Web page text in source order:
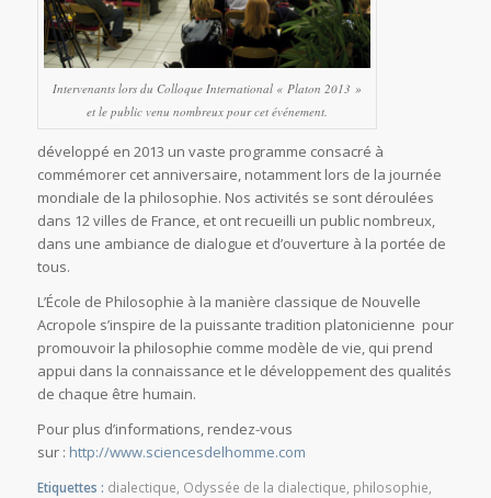
Intervenants lors du Colloque International « Platon 2013 »
et le public venu nombreux pour cet événement.
développé en 2013 un vaste programme consacré à
commémorer cet anniversaire, notamment lors de la journée
mondiale de la philosophie. Nos activités se sont déroulées
dans 12 villes de France, et ont recueilli un public nombreux,
dans une ambiance de dialogue et d’ouverture à la portée de
tous.
L’École de Philosophie à la manière classique de Nouvelle
Acropole s’inspire de la puissante tradition platonicienne pour
promouvoir la philosophie comme modèle de vie, qui prend
appui dans la connaissance et le développement des qualités
de chaque être humain.
Pour plus d’informations, rendez-vous
sur : http://www.sciencesdelhomme.com
Etiquettes : dialectique, Odyssée de la dialectique, philosophie,